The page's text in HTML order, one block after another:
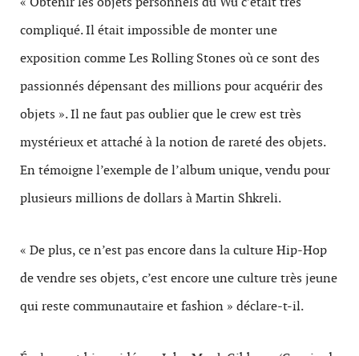
compliqué. Il était impossible de monter une
exposition comme Les Rolling Stones où ce sont des
passionnés dépensant des millions pour acquérir des
objets ». Il ne faut pas oublier que le crew est très
mystérieux et attaché à la notion de rareté des objets.
En témoigne l’exemple de l’album unique, vendu pour
plusieurs millions de dollars à Martin Shkreli.
« De plus, ce n’est pas encore dans la culture Hip-Hop
de vendre ses objets, c’est encore une culture très jeune
qui reste communautaire et fashion » déclare-t-il.